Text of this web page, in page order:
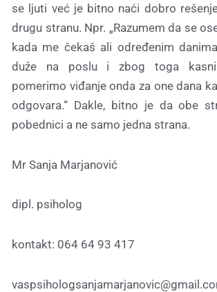
se ljuti već je bitno naći dobro
drugu stranu. Npr. „Razumem da se
kada me čekaš ali određenim
duže na poslu i zbog toga
pomerimo viđanje onda za one dana
odgovara.“ Dakle, bitno je da obe
pobednici a ne samo jedna strana.
Mr Sanja Marjanović
dipl. psiholog
kontakt: 064 64 93 417